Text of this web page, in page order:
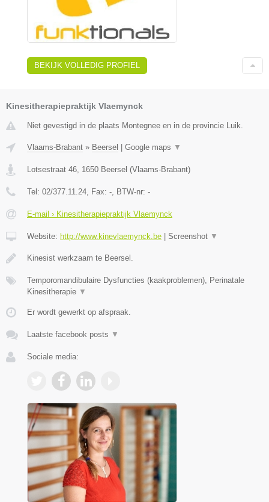
BEKIJK VOLLEDIG PROFIEL
Kinesitherapiepraktijk Vlaemynck
Niet gevestigd in de plaats Montegnee en in de provincie Luik.
Vlaams-Brabant » Beersel | Google maps ▼
Lotsestraat 46 1650 Beersel (Vlaams-Brabant)
Tel: 02/377.11.24 , Fax: - , BTW-nr: -
E-mail › Kinesitherapiepraktijk Vlaemynck
Website: http://www.kinevlaemynck.be | Screenshot ▼
Kinesist werkzaam te Beersel.
Temporomandibulaire Dysfuncties (kaakproblemen), Perinatale
Kinesitherapie ▼
Er wordt gewerkt op afspraak.
Laatste facebook posts ▼
Sociale media: